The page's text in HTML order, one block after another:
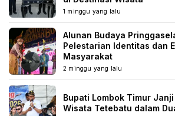
1 minggu yang lalu
Alunan Budaya
Pelestarian Identitas dan
Masyarakat
2 minggu yang lalu
Bupati Lombok Timur
Wisata Tetebatu dalam